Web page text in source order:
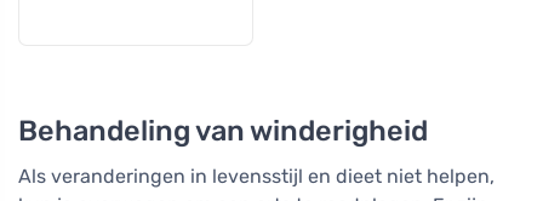
Behandeling van winderigheid
Als veranderingen in levensstijl en dieet niet helpen,